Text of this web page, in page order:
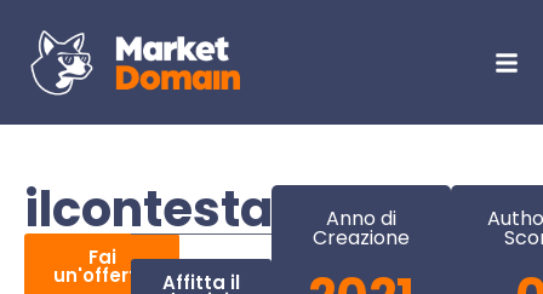
ilcontestatore.it
Fai
un'offerta Affitta il
Anno di
Creazione